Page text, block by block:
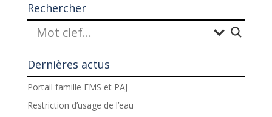
Rechercher
Dernières actus
Portail famille EMS et PAJ
Restriction d’usage de l’eau